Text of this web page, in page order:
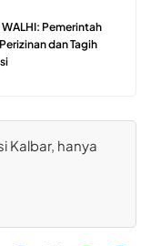
Pemerintah
dan Tagih
Kalbar, hanya